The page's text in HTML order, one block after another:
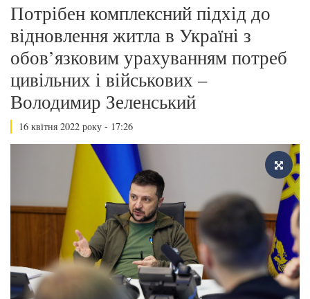
Потрібен комплексний підхід до
відновлення житла в Україні з
обов’язковим урахуванням потреб
цивільних і військових –
Володимир Зеленський
16 квітня 2022 року - 17:26